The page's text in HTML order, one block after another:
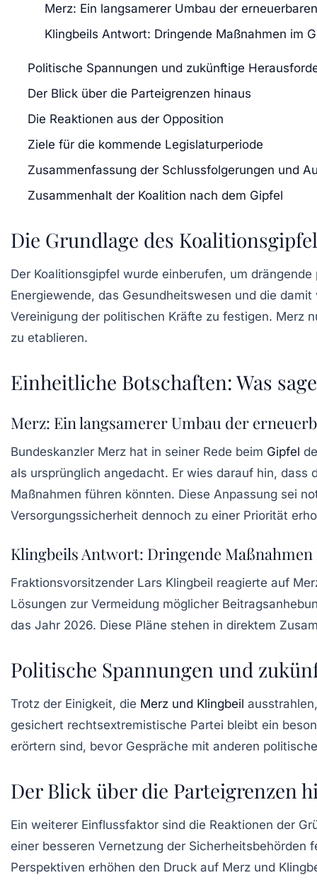
Merz: Ein langsamerer Umbau der
Klingbeils Antwort: Dringende Maßnahmen im
Politische Spannungen und zukünftige
Der Blick über die Parteigrenzen hinaus
Die Reaktionen aus der Opposition
Ziele für die kommende Legislaturperiode
Zusammenfassung der Schlussfolgerungen und
Zusammenhalt der Koalition nach dem Gipfel
Die Grundlage des
Der Koalitionsgipfel wurde einberufen, um
Energiewende, das Gesundheitswesen und die
Vereinigung der politischen Kräfte zu festigen. Merz
zu etablieren.
Einheitliche Botschaften: Was
Merz: Ein langsamerer Umbau der
Bundeskanzler Merz hat in seiner Rede beim Gipfel
als ursprünglich angedacht. Er wies darauf hin, dass
Maßnahmen führen könnten. Diese Anpassung sei
Versorgungssicherheit dennoch zu einer Priorität
Klingbeils Antwort: Dringende
Fraktionsvorsitzender Lars Klingbeil reagierte auf
Lösungen zur Vermeidung möglicher
das Jahr 2026. Diese Pläne stehen in direktem
Politische Spannungen und
Trotz der Einigkeit, die Merz und Klingbeil
gesichert rechtsextremistische Partei bleibt ein
erörtern sind, bevor Gespräche mit anderen
Der Blick über die Parteigrenzen
Ein weiterer Einflussfaktor sind die Reaktionen der
einer besseren Vernetzung der Sicherheitsbehörden
Perspektiven erhöhen den Druck auf Merz und